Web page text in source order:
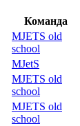
Команда
MJETS old
school
MJetS
MJETS old
school
MJETS old
school